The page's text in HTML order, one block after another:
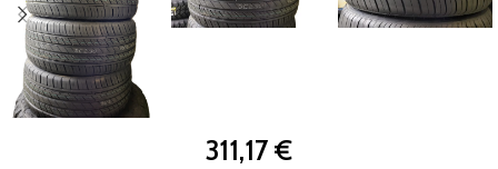
311,17 €